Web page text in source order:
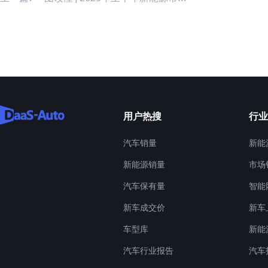
用户热搜
汽车销量
新能源销量
汽车保有量
新车成交价
车型库
汽车行业报告
行
新
市
智
新
新
汽